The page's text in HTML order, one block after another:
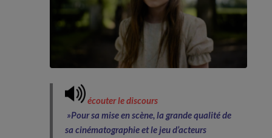
écouter le discours
»Pour sa mise en scène, la grande qualité de
sa cinématographie et le jeu d’acteurs